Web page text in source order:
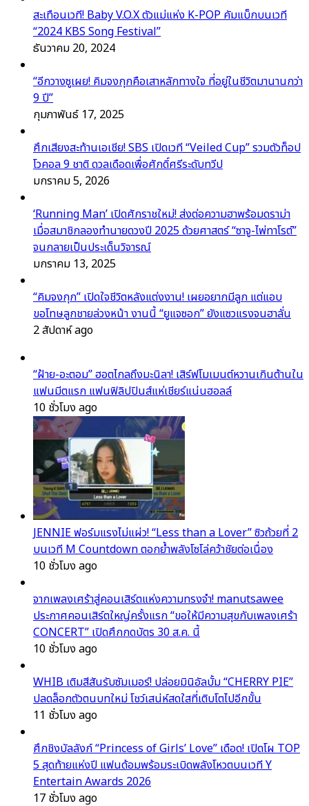
สะเทือนเวที! Baby V.O.X ตัวแม่แห่ง K-POP คัมแบ็กบนเวที
“2024 KBS Song Festival”
ธันวาคม 20, 2024
“อีกวางซูเผย! คิมจงกุกคือเสาหลักทางใจ ที่อยู่ในชีวิตมานานกว่า
9 ปี”
กุมภาพันธ์ 17, 2025
ศึกเสียงสะท้านเอเชีย! SBS เปิดเวที “Veiled Cup” รวมตัวท็อป
โวคอล 9 ชาติ ดวลเดือดเพื่อศักดิ์ศรีระดับทวีป
มกราคม 5, 2026
‘Running Man’ เปิดศักราชใหม่! ส่งต่อความฮาพร้อมดราม่า
เมื่อสมาชิกลองทำนายดวงปี 2025 ด้วยศาสตร์ “ซาจู-ไพ่ทาโรต์”
จนกลายเป็นประเด็นวิจารณ์
มกราคม 13, 2025
“คิมจงกุก” เปิดใจชีวิตหลังแต่งงาน! เผยอยากมีลูก แต่แอบ
ขอโทษลูกชายล่วงหน้า งานนี้ “ยูแจซอก” ยังแซวแรงจนฮาลั่น
2 สัปดาห์ ago
“ฝ้าย-อะตอม” ฮอตไกลถึงมะนิลา! เสิร์ฟโมเมนต์หวานเกินต้านใน
แฟนมีตแรก แฟนฟิลิปปินส์แห่เชียร์แน่นฮอลล์
10 ชั่วโมง ago
JENNIE ฟอร์มแรงไม่แผ่ว! “Less than a Lover” ซิวถ้วยที่ 2
บนเวที M Countdown ตอกย้ำพลังโซโล่คว้าชัยต่อเนื่อง
10 ชั่วโมง ago
จากเพลงเศร้าสู่คอนเสิร์ตแห่งความทรงจำ! manutsawee
ประกาศคอนเสิร์ตใหญ่ครั้งแรก “ขอให้มีความสุขกับเพลงเศร้า
CONCERT” เปิดศึกกดบัตร 30 ส.ค. นี้
10 ชั่วโมง ago
WHIB เติมสีสันรับซัมเมอร์! ปล่อยมินิอัลบั้ม “CHERRY PIE”
ปลดล็อกตัวตนบทใหม่ โชว์เสน่ห์สดใสที่เติบโตไปอีกขั้น
11 ชั่วโมง ago
ศึกชิงบัลลังก์ “Princess of Girls’ Love” เดือด! เปิดโผ TOP
5 สุดท้ายแห่งปี แฟนด้อมพร้อมระเบิดพลังโหวตบนเวที Y
Entertain Awards 2026
17 ชั่วโมง ago